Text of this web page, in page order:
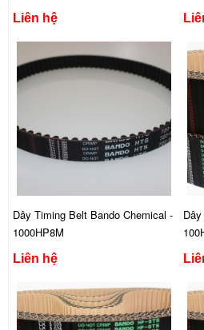
Liên hệ
Dây Timing Belt Bando Chemical -
1000HP8M
Liên hệ